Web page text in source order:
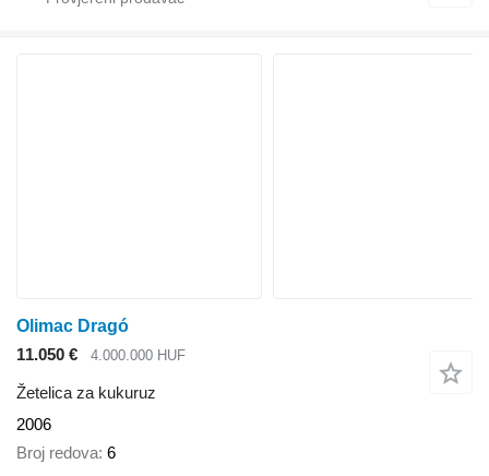
Olimac Dragó
11.050 €
4.000.000 HUF
Žetelica za kukuruz
2006
Broj redova 6